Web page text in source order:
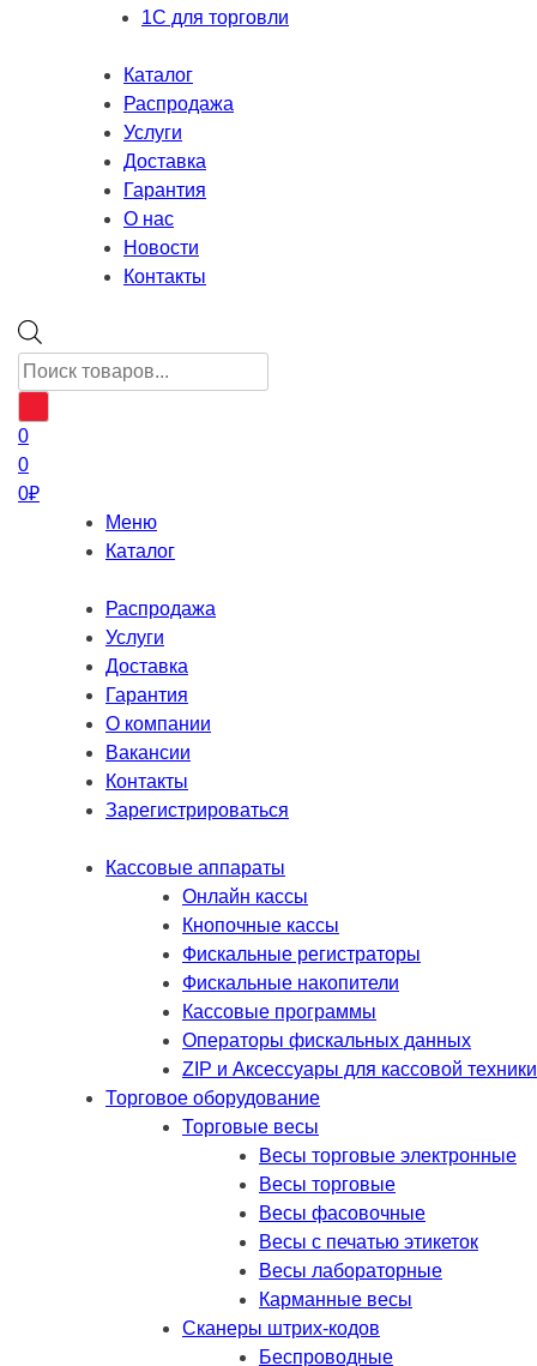
1С для торговли
Каталог
Распродажа
Услуги
Доставка
Гарантия
О нас
Новости
Контакты
Поиск
товаров
0
0
0₽
Меню
Каталог
Распродажа
Услуги
Доставка
Гарантия
О компании
Вакансии
Контакты
Зарегистрироваться
Кассовые аппараты
Онлайн кассы
Кнопочные кассы
Фискальные регистраторы
Фискальные накопители
Кассовые программы
Операторы фискальных данных
ZIP и Аксессуары для кассовой техники
Торговое оборудование
Торговые весы
Весы торговые электронные
Весы торговые
Весы фасовочные
Весы с печатью этикеток
Весы лабораторные
Карманные весы
Сканеры штрих-кодов
Беспроводные